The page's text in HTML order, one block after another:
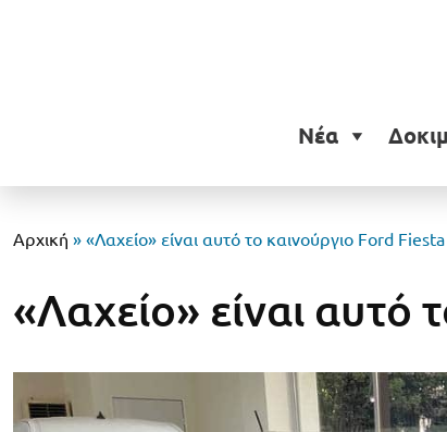
Νέα
Αρχική » «Λαχείο» είναι αυτό το καινούργιο Ford Fiesta
«Λαχείο» είναι αυτό